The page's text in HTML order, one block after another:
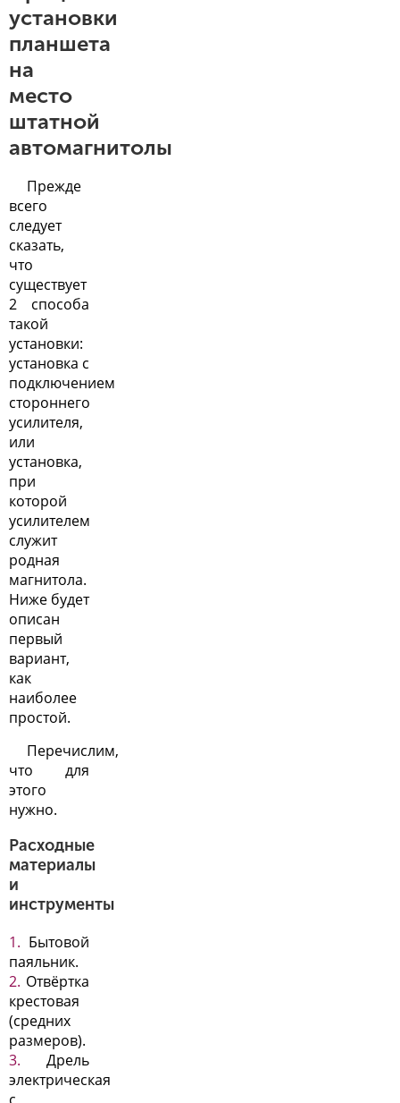
установки
планшета
на
место
штатной
автомагнитолы
Прежде
всего
следует
сказать,
что
существует
2 способа
такой
установки:
установка с
подключением
стороннего
усилителя,
или
установка,
при
которой
усилителем
служит
родная
магнитола.
Ниже будет
описан
первый
вариант,
как
наиболее
простой.
Перечислим,
что для
этого
нужно.
Расходные
материалы
и
инструменты
Бытовой
паяльник.
Отвёртка
крестовая
(средних
размеров).
Дрель
электрическая